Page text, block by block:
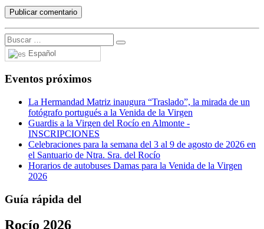
Español
Eventos próximos
La Hermandad Matriz inaugura “Traslado”, la mirada de un
fotógrafo portugués a la Venida de la Virgen
Guardis a la Virgen del Rocío en Almonte -
INSCRIPCIONES
Celebraciones para la semana del 3 al 9 de agosto de 2026 en
el Santuario de Ntra. Sra. del Rocío
Horarios de autobuses Damas para la Venida de la Virgen
2026
Guía rápida del
Rocío 2026